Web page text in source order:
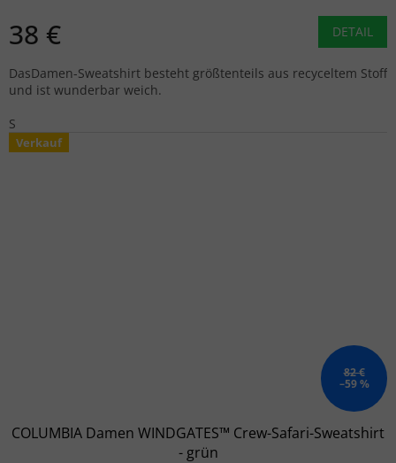
38 € DETAIL
DasDamen-Sweatshirt besteht größtenteils aus recyceltem Stoff
und ist wunderbar weich.
S
Verkauf
82 €
–59 %
COLUMBIA Damen WINDGATES™ Crew-Safari-Sweatshirt
- grün